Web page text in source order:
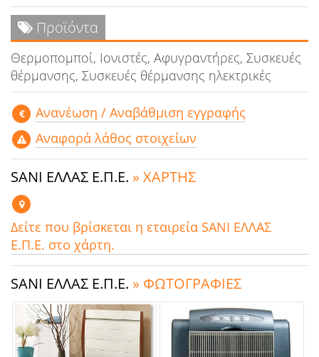
Προϊόντα
Θερμοπομποί, Ιονιστές, Αφυγραντήρες, Συσκευές
θέρμανσης, Συσκευές θέρμανσης ηλεκτρικές
Aνανέωση / Αναβάθμιση εγγραφής
Αναφορά λάθος στοιχείων
SANI ΕΛΛΑΣ Ε.Π.Ε. » ΧΑΡΤΗΣ
Δείτε που βρίσκεται η εταιρεία SANI ΕΛΛΑΣ
Ε.Π.Ε. στο χάρτη.
SANI ΕΛΛΑΣ Ε.Π.Ε. » ΦΩΤΟΓΡΑΦΙΕΣ